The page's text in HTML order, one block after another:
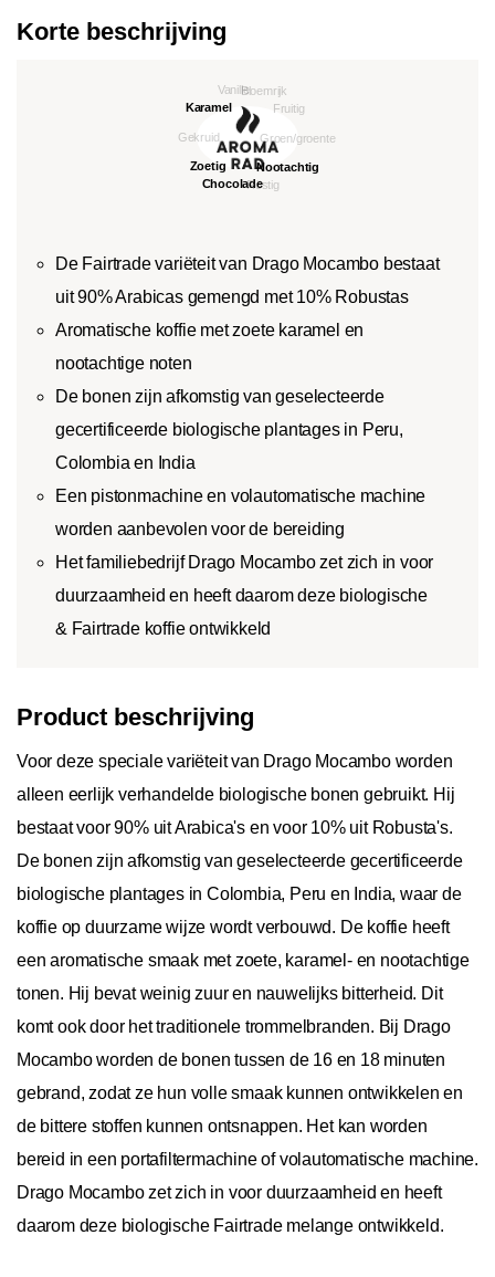
Korte beschrijving
De Fairtrade variëteit van Drago Mocambo bestaat
uit 90% Arabicas gemengd met 10% Robustas
Aromatische koffie met zoete karamel en
nootachtige noten
De bonen zijn afkomstig van geselecteerde
gecertificeerde biologische plantages in Peru,
Colombia en India
Een pistonmachine en volautomatische machine
worden aanbevolen voor de bereiding
Het familiebedrijf Drago Mocambo zet zich in voor
duurzaamheid en heeft daarom deze biologische
& Fairtrade koffie ontwikkeld
Product beschrijving
Voor deze speciale variëteit van Drago Mocambo worden
alleen eerlijk verhandelde biologische bonen gebruikt. Hij
bestaat voor 90% uit Arabica's en voor 10% uit Robusta's.
De bonen zijn afkomstig van geselecteerde gecertificeerde
biologische plantages in Colombia, Peru en India, waar de
koffie op duurzame wijze wordt verbouwd. De koffie heeft
een aromatische smaak met zoete, karamel- en nootachtige
tonen. Hij bevat weinig zuur en nauwelijks bitterheid. Dit
komt ook door het traditionele trommelbranden. Bij Drago
Mocambo worden de bonen tussen de 16 en 18 minuten
gebrand, zodat ze hun volle smaak kunnen ontwikkelen en
de bittere stoffen kunnen ontsnappen. Het kan worden
bereid in een portafiltermachine of volautomatische machine.
Drago Mocambo zet zich in voor duurzaamheid en heeft
daarom deze biologische Fairtrade melange ontwikkeld.